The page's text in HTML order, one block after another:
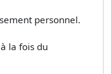
personnel.
la fois du